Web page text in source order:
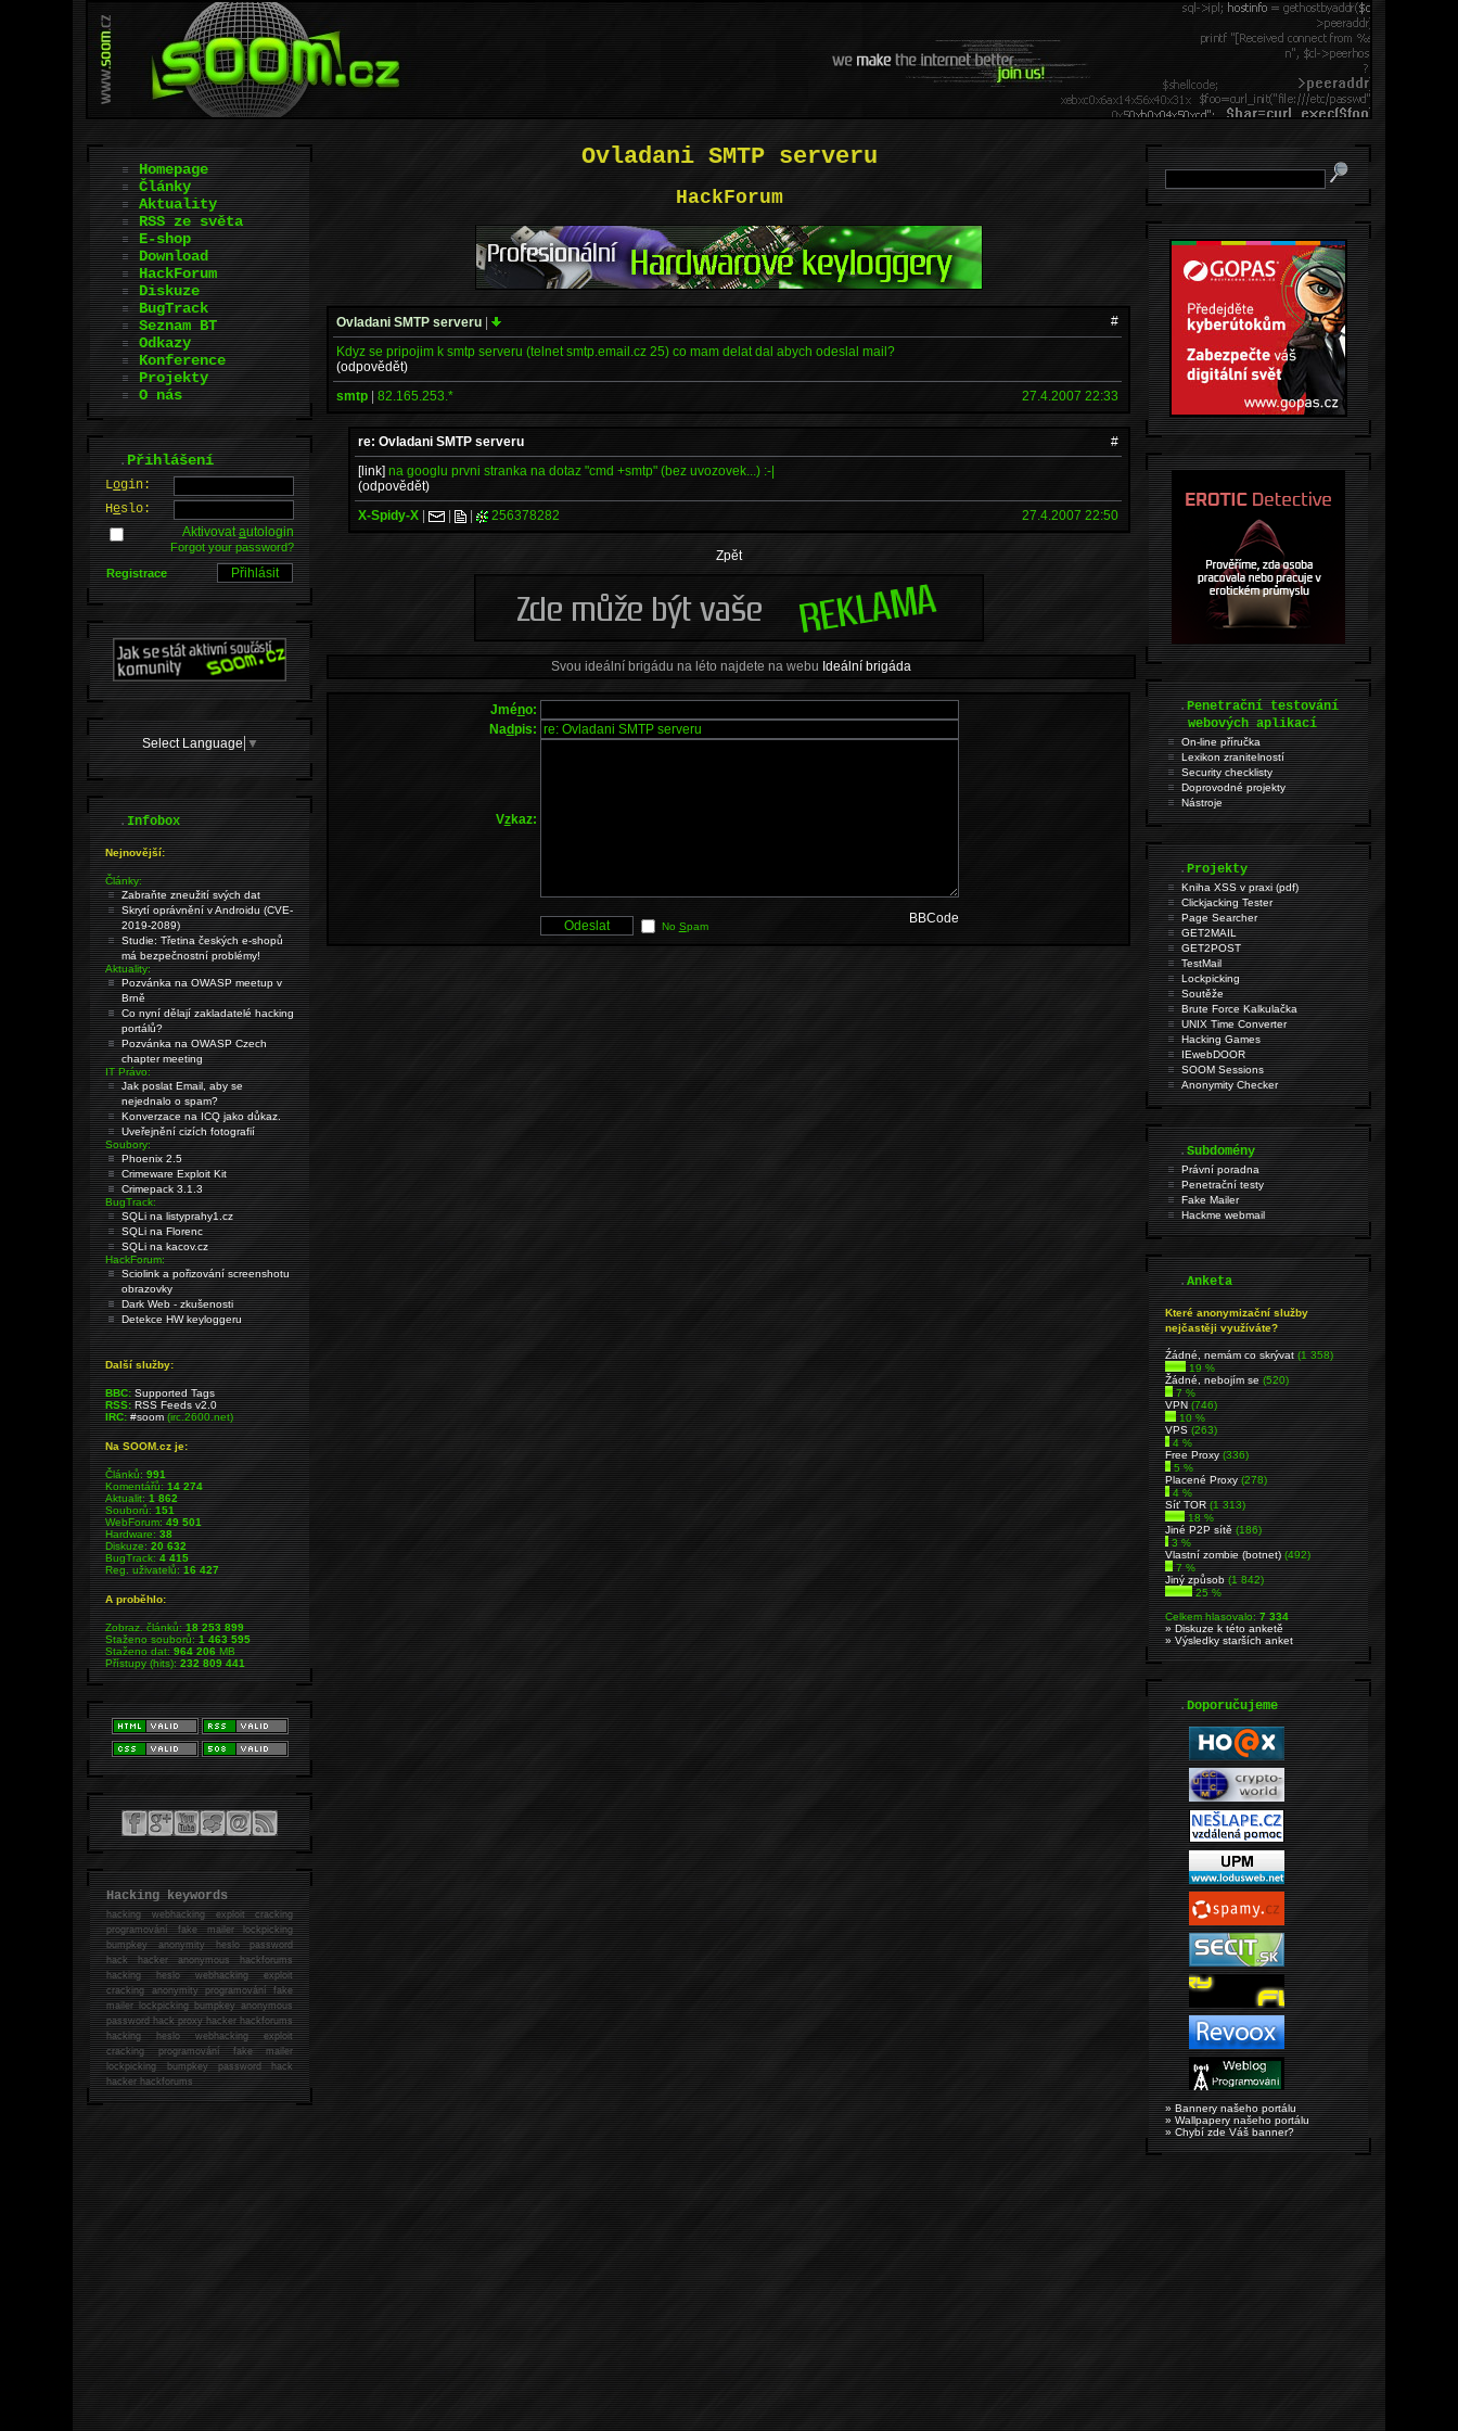
Ovladani SMTP serveru
HackForum
Ovladani SMTP serveru |
#
Kdyz se pripojim k smtp serveru (telnet smtp.email.cz 25) co mam delat dal abych odeslal mail?
(odpovědět)
smtp |82.165.253.* 27.4.2007 22:33
re: Ovladani SMTP serveru
#
[link] na googlu prvni stranka na dotaz "cmd +smtp" (bez uvozovek...) :-|
(odpovědět)
X-Spidy-X | | | 256378282 27.4.2007 22:50
Zpět
Svou ideální brigádu na léto najdete na webu Ideální brigáda
Jméno:
Nadpis:
Vzkaz:
No Spam
BBCode
Homepage
Články
Aktuality
RSS ze světa
E-shop
Download
HackForum
Diskuze
BugTrack
Seznam BT
Odkazy
Konference
Projekty
O nás
.Přihlášení
Login:
Heslo:
Aktivovatautologin
Forgot your password?
Registrace
Select Language ▼
.Infobox
Nejnovější:
Články:
Zabraňte zneužití svých dat
Skrytí oprávnění v Androidu (CVE-
2019-2089)
Studie: Třetina českých e-shopů
má bezpečnostní problémy!
Aktuality:
Pozvánka na OWASP meetup v
Brně
Co nyní dělají zakladatelé hacking
portálů?
Pozvánka na OWASP Czech
chapter meeting
IT Právo:
Jak poslat Email, aby se
nejednalo o spam?
Konverzace na ICQ jako důkaz.
Uveřejnění cizích fotografií
Soubory:
Phoenix 2.5
Crimeware Exploit Kit
Crimepack 3.1.3
BugTrack:
SQLi na listyprahy1.cz
SQLi na Florenc
SQLi na kacov.cz
HackForum:
Sciolink a pořizování screenshotu
obrazovky
Dark Web - zkušenosti
Detekce HW keyloggeru
Další služby:
BBC: Supported Tags
RSS: RSS Feeds v2.0
IRC: #soom(irc.2600.net)
Na SOOM.cz je:
Článků:991
Komentářů:14 274
Aktualit:1 862
Souborů:151
WebForum:49 501
Hardware:38
Diskuze:20 632
BugTrack:4 415
Reg. uživatelů:16 427
A proběhlo:
Zobraz. článků:18 253 899
Staženo souborů:1 463 595
Staženo dat:964 206MB
Přístupy (hits):232 809 441
Hacking keywords
hackingwebhacking exploit cracking
programování fake mailer lockpicking
bumpkey anonymity heslo password
hackhacker anonymous hackforums
hackingheslo webhacking exploit
cracking anonymity programování fake
mailer lockpicking bumpkey anonymous
password hack proxy hacker hackforums
hacking heslo webhacking exploit
cracking programování fake mailer
lockpicking bumpkey password hack
hackerhackforums
.Penetrační testování
webových aplikací
On-line příručka
Lexikon zranitelností
Security checklisty
Doprovodné projekty
Nástroje
.Projekty
Kniha XSS v praxi (pdf)
Clickjacking Tester
Page Searcher
GET2MAIL
GET2POST
TestMail
Lockpicking
Soutěže
Brute Force Kalkulačka
UNIX Time Converter
Hacking Games
IEwebDOOR
SOOM Sessions
Anonymity Checker
.Subdomény
Právní poradna
Penetrační testy
Fake Mailer
Hackme webmail
.Anketa
Které anonymizační služby
nejčastěji využíváte?
Źádné, nemám co skrývat(1 358)
19 %
Žádné, nebojím se(520)
7 %
VPN(746)
10 %
VPS(263)
4 %
Free Proxy(336)
5 %
Placené Proxy(278)
4 %
Síť TOR(1 313)
18 %
Jiné P2P sítě(186)
3 %
Vlastní zombie (botnet)(492)
7 %
Jiný způsob(1 842)
25 %
Celkem hlasovalo:7 334
» Diskuze k této anketě
» Výsledky starších anket
.Doporučujeme
» Bannery našeho portálu
» Wallpapery našeho portálu
» Chybí zde Váš banner?